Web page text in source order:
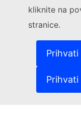
kliknite na
stranice.
Prihvati
Kontakt(Vanjska
Prijavite ranjivost
Jezici na našim
(Vanjska
Politika zaštite
Pravna obavijest